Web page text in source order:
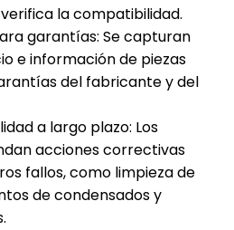
la compatibilidad.
garantías: Se capturan
e información de piezas
del fabricante y del
a largo plazo: Los
acciones correctivas
fallos, como limpieza de
de condensados y